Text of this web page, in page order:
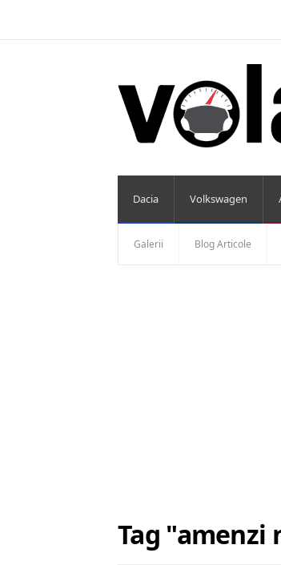
Dacia Volkswagen
Galerii Blog Articole
Tag